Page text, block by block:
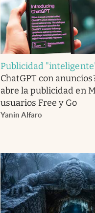
Publicidad
ChatGPT con
abre la publicidad en
usuarios Free y Go
Yanin Alfaro